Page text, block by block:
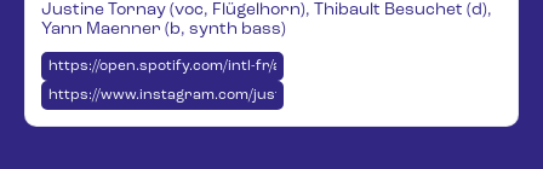
Justine Tornay (voc, Flügelhorn), Thibault Besuchet (d),
Yann Maenner (b, synth bass)
https://open.spotify.com/intl-fr/artist/
https://www.instagram.com/juste_nunn/